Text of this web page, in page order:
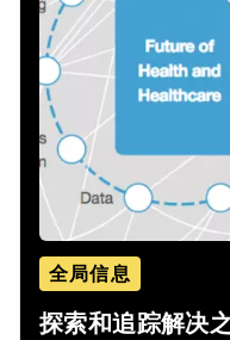
全局信息
探索和追踪解决